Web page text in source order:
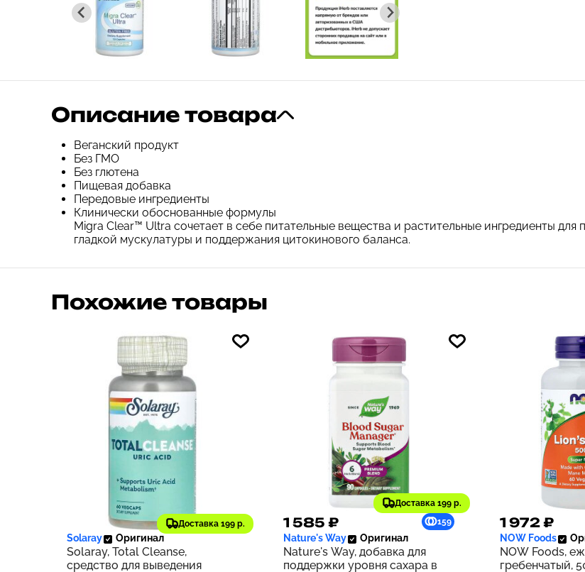
Описание товара
Веганский продукт
Без ГМО
Без глютена
Пищевая добавка
Передовые ингредиенты
Клинически обоснованные формулы
Migra Clear™ Ultra сочетает в себе питательные вещества и растительные ингредиенты
гладкой мускулатуры и поддержания цитокинового баланса.
Похожие товары
Доставка 199 р.
3 456 ₽ 346
Solaray Оригинал
Solaray, Total Cleanse,
средство для выведения
Доставка 199 р.
1 585 ₽ 159
Nature's Way Оригинал
Nature's Way, добавка для
поддержки уровня сахара в
1 972 ₽
NOW Foods
NOW Foods,
гребенчатый,